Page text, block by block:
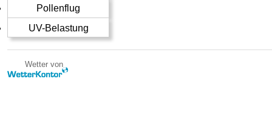
Pollenflug
UV-Belastung
Wetter von